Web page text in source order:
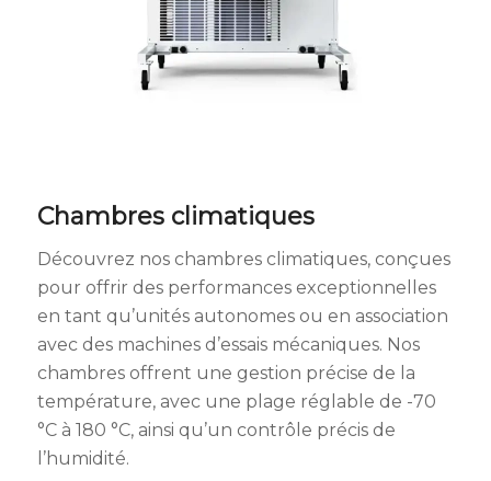
Chambres climatiques
Découvrez nos chambres climatiques, conçues
pour offrir des performances exceptionnelles
en tant qu’unités autonomes ou en association
avec des machines d’essais mécaniques. Nos
chambres offrent une gestion précise de la
température, avec une plage réglable de -70
°C à 180 °C, ainsi qu’un contrôle précis de
l’humidité.